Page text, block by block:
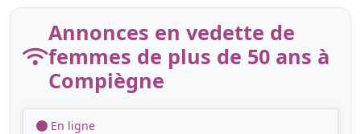
Annonces en vedette de
femmes de plus de 50 ans à
Compiègne
En ligne